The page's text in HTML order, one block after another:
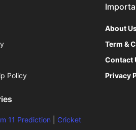
Policy
11 Prediction
Cricket
About
Term &
Contact
Privacy